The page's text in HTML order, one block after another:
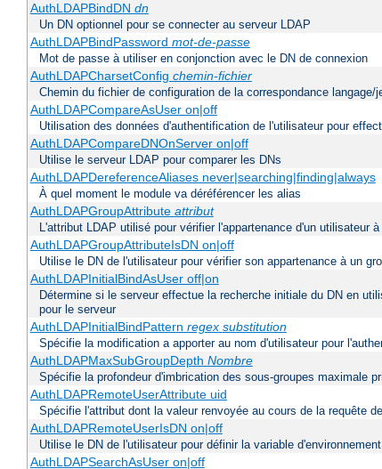
AuthLDAPBindDN dn
Un DN optionnel pour se connecter au serveur LDAP
AuthLDAPBindPassword mot-de-passe
Mot de passe à utiliser en conjonction avec le DN de connexion
AuthLDAPCharsetConfig chemin-fichier
Chemin du fichier de configuration de la correspondance langage/
AuthLDAPCompareAsUser on|off
Utilisation des données d'authentification de l'utilisateur pour
AuthLDAPCompareDNOnServer on|off
Utilise le serveur LDAP pour comparer les DNs
AuthLDAPDereferenceAliases never|searching|finding|always
À quel moment le module va déréférencer les alias
AuthLDAPGroupAttribute attribut
L'attribut LDAP utilisé pour vérifier l'appartenance d'un utilisateur à
AuthLDAPGroupAttributeIsDN on|off
Utilise le DN de l'utilisateur pour vérifier son appartenance à un
AuthLDAPInitialBindAsUser off|on
Détermine si le serveur effectue la recherche initiale du DN en
pour le serveur
AuthLDAPInitialBindPattern regex substitution
Spécifie la modification a apporter au nom d'utilisateur pour
AuthLDAPMaxSubGroupDepth Nombre
Spécifie la profondeur d'imbrication des sous-groupes maximale
AuthLDAPRemoteUserAttribute uid
Spécifie l'attribut dont la valeur renvoyée au cours de la requête
AuthLDAPRemoteUserIsDN on|off
Utilise le DN de l'utilisateur pour définir la variable
AuthLDAPSearchAsUser on|off